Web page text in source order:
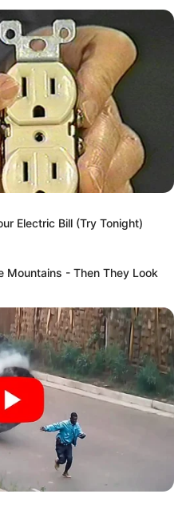
Electric Bill (Try Tonight)
Mountains - Then They Look